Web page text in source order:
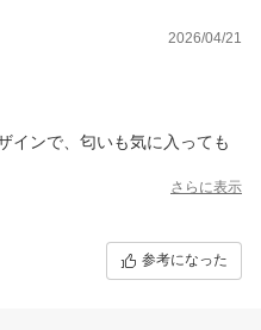
2026/04/21
インで、匂いも気に入っても
さらに表示
参考になった